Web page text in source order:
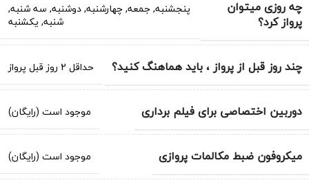
چه روزی میتوان
پرواز کرد؟
پنجشنبه,جمعه,چهارشنبه,دوشنبه, سه شنبه,
شنبه, یکشنبه
چند روز قبل از پرواز ، باید هماهنگ کنید؟ حداقل 2 روز قبل پرواز
دوربین اختصاصی برای فیلم برداری موجود است (رایگان)
میکروفون ضبط مکالمات پروازی موجود است (رایگان)